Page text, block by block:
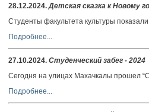
28.12.2024.Детская сказка к Новому
Студенты факультета культуры
Подробнее...
27.10.2024. Студенческий забег - 2024
Сегодня на улицах Махачкалы прошел
Подробнее...